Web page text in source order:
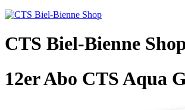
CTS Biel-Bienne
12er Abo CTS Aqua